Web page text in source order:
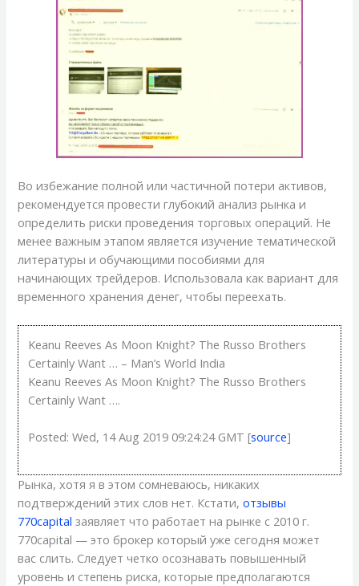
Во избежание полной или частичной потери активов,
рекомендуется провести глубокий анализ рынка и
определить риски проведения торговых операций. Не
менее важным этапом является изучение тематической
литературы и обучающими пособиями для
начинающих трейдеров. Использовала как вариант для
временного хранения денег, чтобы переехать.
Keanu Reeves As Moon Knight? The Russo Brothers
Certainly Want … – Man’s World India
Keanu Reeves As Moon Knight? The Russo Brothers
Certainly Want ….
Posted: Wed, 14 Aug 2019 09:24:24 GMT [source]
Рынка, хотя я в этом сомневаюсь, никаких
подтверждений этих слов нет. Кстати,отзывы
770capital заявляет что работает на рынке с 2010 г.
770capital — это брокер который уже сегодня может
вас слить. Следует четко осознавать повышенный
уровень и степень риска, которые предполагаются